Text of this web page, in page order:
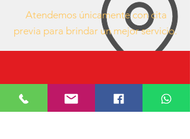
Atendemos únicamente con cita
previa para brindar un mejor servicio.